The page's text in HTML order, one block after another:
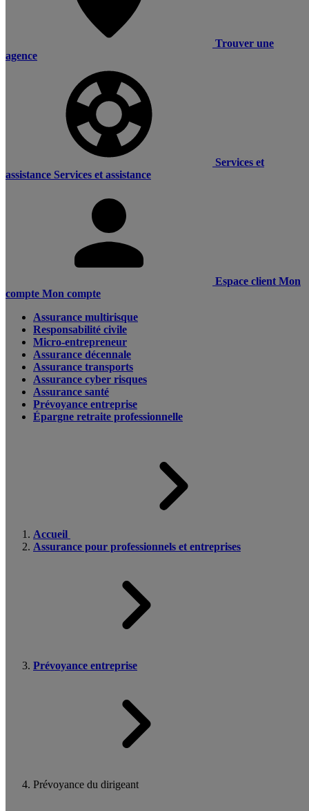
Trouver une
agence
Services et
assistance Services et assistance
Espace client Mon
compte Mon compte
Assurance multirisque
Responsabilité civile
Micro-entrepreneur
Assurance décennale
Assurance transports
Assurance cyber risques
Assurance santé
Prévoyance entreprise
Épargne retraite professionnelle
Accueil
Assurance pour professionnels et entreprises
Prévoyance entreprise
Prévoyance du dirigeant